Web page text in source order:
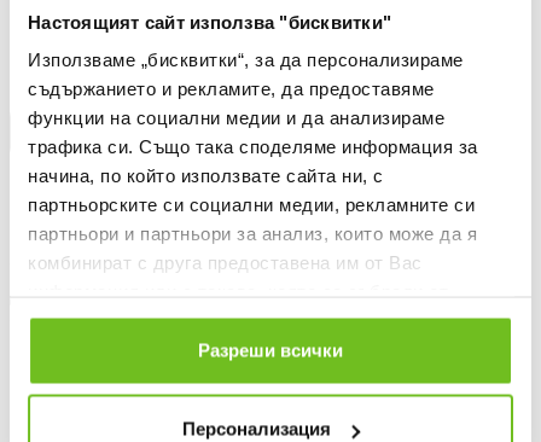
Настоящият сайт използва "бисквитки"
Използваме „бисквитки“, за да персонализираме
съдържанието и рекламите, да предоставяме
функции на социални медии и да анализираме
трафика си. Също така споделяме информация за
начина, по който използвате сайта ни, с
партньорските си социални медии, рекламните си
партньори и партньори за анализ, които може да я
комбинират с друга предоставена им от Вас
ползването от Ваша страна на услугите им.
Разреши всички
Персонализация
ВИЖ ПОВЕЧЕ
30 ДНИ БЕЗПЛАТНО ВРЪЩАНЕ
КУПИ НА КРЕДИТ
Информация за продукта
Описание
Наличност в магазините